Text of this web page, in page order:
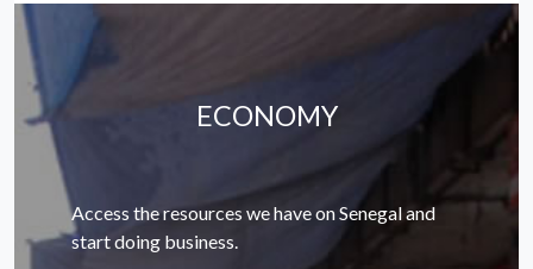
ECONOMY
Access the resources we have on Senegal and
start doing business.